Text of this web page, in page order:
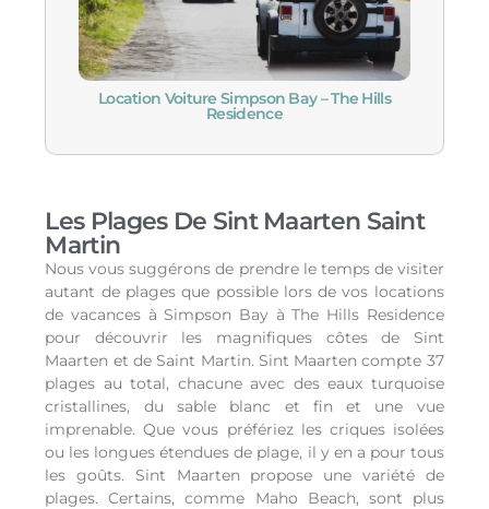
Location Voiture Simpson Bay – The Hills
Residence
Les Plages De Sint Maarten Saint
Martin
Nous vous suggérons de prendre le temps de visiter
autant de plages que possible lors de vos locations
de vacances à Simpson Bay à The Hills Residence
pour découvrir les magnifiques côtes de Sint
Maarten et de Saint Martin. Sint Maarten compte 37
plages au total, chacune avec des eaux turquoise
cristallines, du sable blanc et fin et une vue
imprenable. Que vous préfériez les criques isolées
ou les longues étendues de plage, il y en a pour tous
les goûts. Sint Maarten propose une variété de
plages. Certains, comme Maho Beach, sont plus